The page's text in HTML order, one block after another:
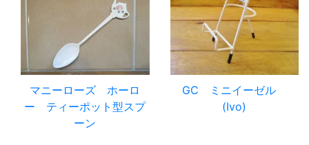
マニーローズ ホーロ
ー ティーポット型スプ
ーン
GC ミニイーゼル
(Ivo)